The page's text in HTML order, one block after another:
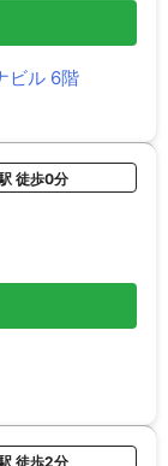
ビル 6階
徒歩0分
徒歩2分